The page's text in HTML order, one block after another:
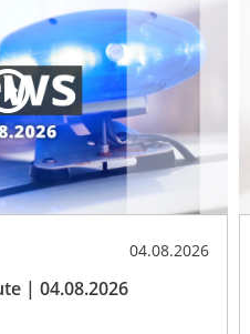
04.08.2026
| 04.08.2026